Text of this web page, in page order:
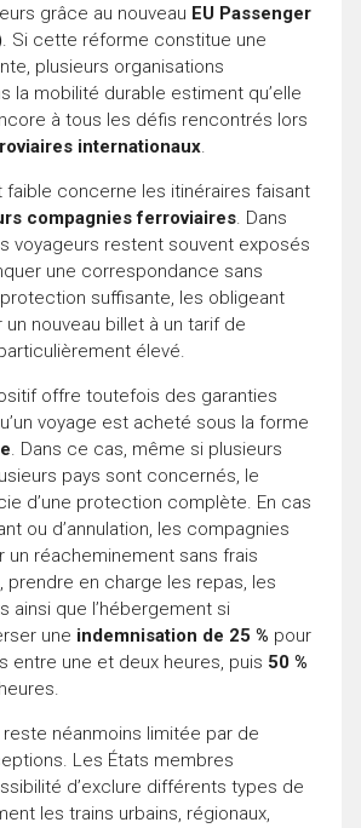
grâce au nouveau EU Passenger
. Si cette réforme constitue une
plusieurs organisations
la mobilité durable estiment qu’elle
à tous les défis rencontrés lors
internationaux.
faible concerne les itinéraires faisant
compagnies ferroviaires. Dans
voyageurs restent souvent exposés
une correspondance sans
suffisante, les obligeant
nouveau billet à un tarif de
élevé.
offre toutefois des garanties
voyage est acheté sous la forme
. Dans ce cas, même si plusieurs
pays sont concernés, le
d’une protection complète. En cas
ou d’annulation, les compagnies
un réacheminement sans frais
prendre en charge les repas, les
ainsi que l’hébergement si
une indemnisation de 25 % pour
entre une et deux heures, puis 50 %
néanmoins limitée par de
Les États membres
d’exclure différents types de
les trains urbains, régionaux,